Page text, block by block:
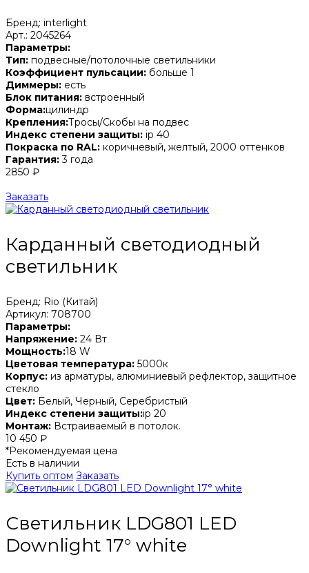
Бренд: interlight
Арт.: 2045264
Параметры:
Тип: подвесные/потолочные светильники
Коэффициент пульсации: больше 1
Диммеры: есть
Блок питания: встроенный
Форма:цилиндр
Крепления:Тросы/Скобы на подвес
Индекс степени защиты: ip 40
Покраска по RAL: коричневый, желтый, 2000 оттенков
Гарантия:3 года
2850 ₽
Заказать
Карданный светодиодный
светильник
Бренд: Rio (Китай)
Артикул: 708700
Параметры:
Напряжение: 24 Вт
Мощность:18 W
Цветовая температура: 5000к
Корпус: из арматуры, алюминиевый рефлектор, защитное
стекло
Цвет: Белый, Черный, Серебристый
Индекс степени защиты:ip 20
Монтаж: Встраиваемый в потолок.
10 450 ₽
*Рекомендуемая цена
Есть в наличии
Купить оптом Заказать
Светильник LDG801 LED
Downlight 17° white